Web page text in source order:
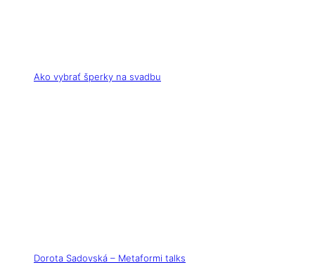
Ako vybrať šperky na svadbu
Dorota Sadovská – Metaformi talks